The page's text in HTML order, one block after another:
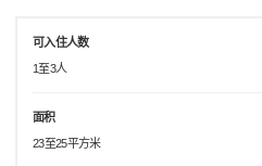
可入住人数
1至3人
面积
23至25平方米